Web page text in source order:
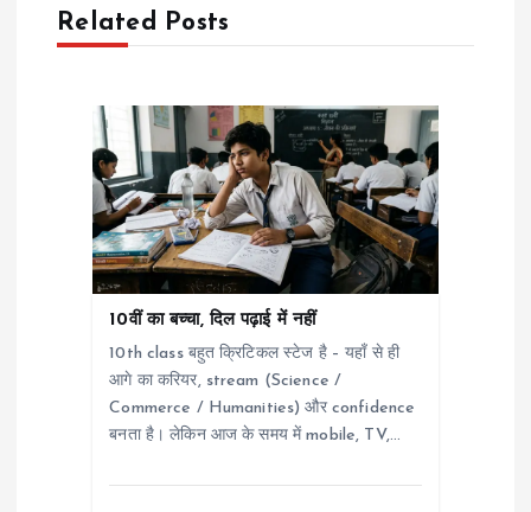
vRelated Posts
10वीं का बच्चा, दिल पढ़ाई में नहीं
10th class बहुत क्रिटिकल स्टेज है – यहाँ से ही
आगे का करियर, stream (Science /
Commerce / Humanities) और confidence
बनता है। लेकिन आज के समय में mobile, TV,…